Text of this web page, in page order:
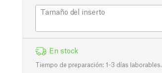
Tamaño del inserto
En stock
Tiempo de preparación: 1-3 días laborables.